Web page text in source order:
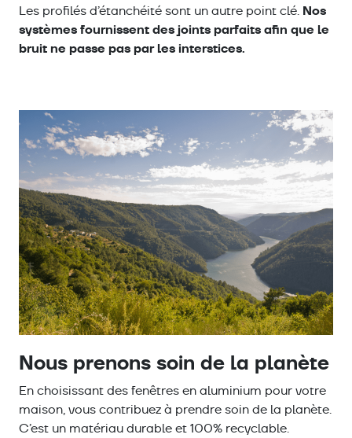
Les profilés d’étanchéité sont un autre point clé. Nos
systèmes fournissent des joints parfaits afin que le
bruit ne passe pas par les interstices.
Nous prenons soin de la planète
En choisissant des fenêtres en aluminium pour votre
maison, vous contribuez à prendre soin de la planète.
C’est un matériau durable et 100% recyclable.